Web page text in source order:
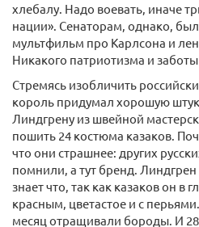
хлебалу. Надо воевать, иначе
нации». Сенаторам, однако,
мультфильм про Карлсона и
Никакого патриотизма и
Стремясь изобличить
король придумал хорошую
Линдгрену из швейной
пошить 24 костюма казаков.
что они страшнее: других
помнили, а тут бренд.
знает что, так как казаков он в
красным, цветастое и с
месяц отращивали бороды. И 28